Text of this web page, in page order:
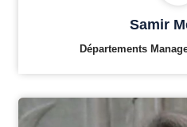
Samir
Départements